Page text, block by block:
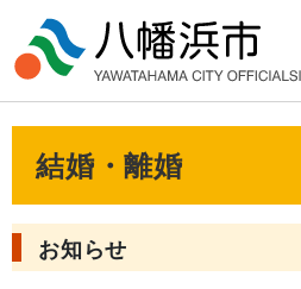
結婚・離婚
お知らせ